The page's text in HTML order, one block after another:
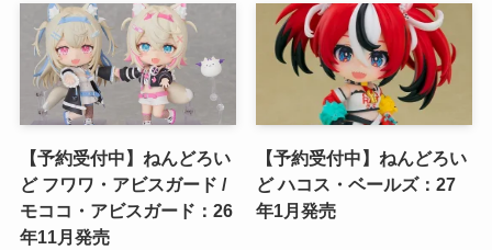
【予約受付中】ねんどろい
ど フワワ・アビスガード /
モココ・アビスガード：26
年11月発売
【予約受付中】ねんどろい
ど ハコス・ベールズ：27
年1月発売